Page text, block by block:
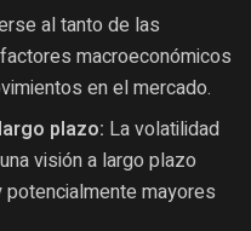
al tanto de las
macroeconómicos
en el mercado.
plazo: La volatilidad
visión a largo plazo
mayores